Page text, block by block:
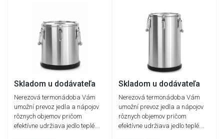
Skladom u dodávateľa
Nerezová termonádoba Vám
umožní prevoz jedla a nápojov
rôznych objemov pričom
efektívne udržiava jedlo teplé.…
Skladom u dodávateľa
Nerezová termonádoba Vám
umožní prevoz jedla a nápojov
rôznych objemov pričom
efektívne udržiava jedlo teplé.…